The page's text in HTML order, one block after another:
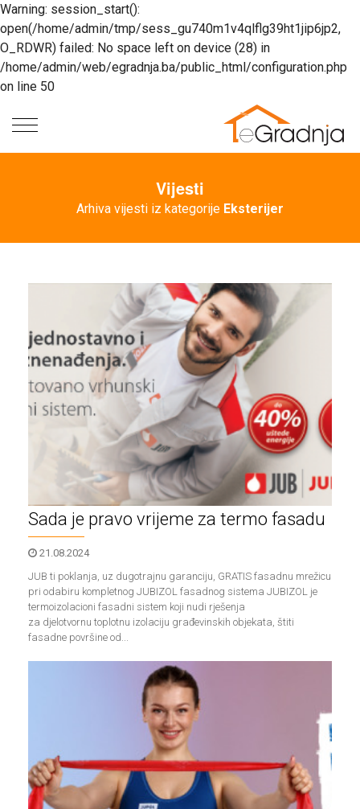
Warning: session_start():
open(/home/admin/tmp/sess_gu740m1v4qlflg39ht1jip6jp2,
O_RDWR) failed: No space left on device (28) in
/home/admin/web/egradnja.ba/public_html/configuration.php
on line 50
Naslovna
Prodavnice
regulativa
Pojmovnik
Kalkulatori
O
koristenja
Kontakt
prijava /
registracija
Vijesti
Arhiva vijesti iz kategorije Eksterijer
Sada je pravo vrijeme za termo fasadu
21.08.2024
JUB ti poklanja, uz dugotrajnu garanciju, GRATIS fasadnu mrežicu
pri odabiru kompletnog JUBIZOL fasadnog sistema JUBIZOL je
termoizolacioni fasadni sistem koji nudi rješenja
za djelotvornu toplotnu izolaciju građevinskih objekata, štiti
fasadne površine od...